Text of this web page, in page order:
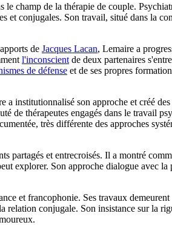
le champ de la thérapie de couple.
et conjugales. Son travail, situé dans la
de Jacques Lacan, Lemaire a
l'inconscient de deux partenaires
de défense et de ses propres
a institutionnalisé son approche et créé
de thérapeutes engagés dans le travail
très différente des approches
partagés et entrecroisés. Il a montré
explorer. Son approche dialogue avec la
et francophonie. Ses travaux
relation conjugale. Son insistance sur la